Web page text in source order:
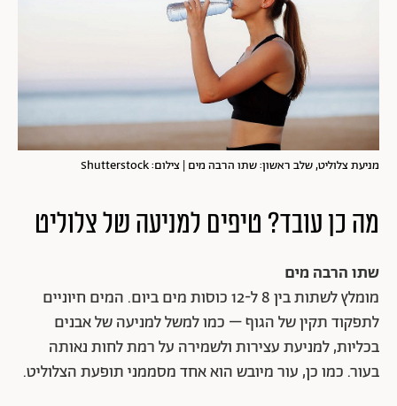
מניעת צלוליט, שלב ראשון: שתו הרבה מים | צילום: Shutterstock
מה כן עובד? טיפים למניעה של צלוליט
שתו הרבה מים
מומלץ לשתות בין 8 ל-12 כוסות מים ביום. המים חיוניים
לתפקוד תקין של הגוף – כמו למשל למניעה של אבנים
בכליות, למניעת עצירות ולשמירה על רמת לחות נאותה
בעור. כמו כן, עור מיובש הוא אחד מסממני תופעת הצלוליט.